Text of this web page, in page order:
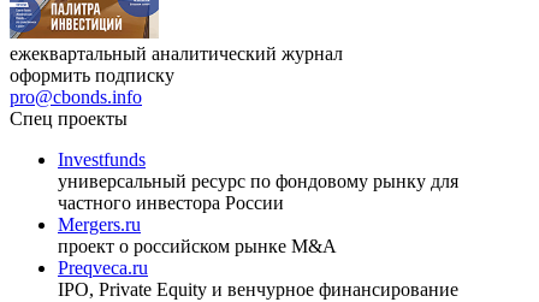
ежеквартальный аналитический журнал
оформить подписку
pro@cbonds.info
Спец проекты
Investfunds
универсальный ресурс по фондовому рынку для
частного инвестора России
Mergers.ru
проект о российском рынке M&A
Preqveca.ru
IPO, Private Equity и венчурное финансирование